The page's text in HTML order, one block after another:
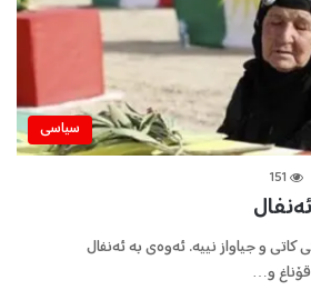
سیاسی
151
کاتی و جیاواز نییە. ئەوەی بە ئەنفال
قۆناغ و…